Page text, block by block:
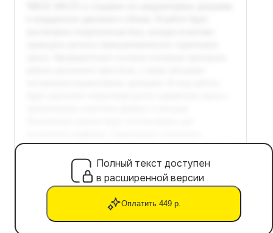
Полный текст доступен
в расширенной версии
Оплатить 449 р.